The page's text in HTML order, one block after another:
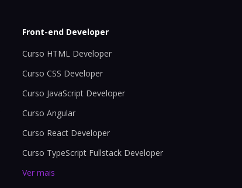
Front-end Developer
Curso HTML Developer
Curso CSS Developer
Curso JavaScript Developer
Curso Angular
Curso React Developer
Curso TypeScript Fullstack Developer
Ver mais